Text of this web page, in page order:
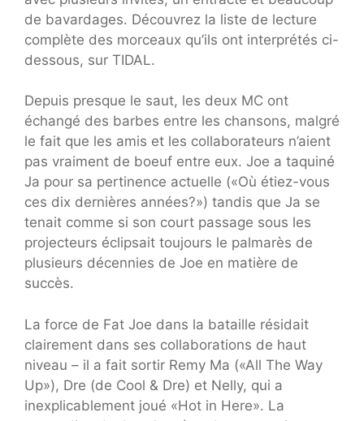
de bavardages. Découvrez la liste de lecture
complète des morceaux qu’ils ont interprétés ci-
dessous, sur TIDAL.
Depuis presque le saut, les deux MC ont
échangé des barbes entre les chansons, malgré
le fait que les amis et les collaborateurs n’aient
pas vraiment de boeuf entre eux. Joe a taquiné
Ja pour sa pertinence actuelle («Où étiez-vous
ces dix dernières années?») tandis que Ja se
tenait comme si son court passage sous les
projecteurs éclipsait toujours le palmarès de
plusieurs décennies de Joe en matière de
succès.
La force de Fat Joe dans la bataille résidait
clairement dans ses collaborations de haut
niveau – il a fait sortir Remy Ma («All The Way
Up»), Dre (de Cool & Dre) et Nelly, qui a
inexplicablement joué «Hot in Here». La